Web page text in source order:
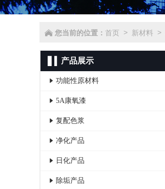
您当前的位置： 首页 > 新材料 >
产品展示
功能性原材料
- 负氧离子粉
- 活化碧玺粉
- 防辐射剂
- 废物原子吸收粉
- 诱生源催化剂
5A康氧漆
- 康氧漆母液
- 无机负离子墙面漆
- 5A负离子质感漆
- 5A康氧面漆
复配色浆
- 莫兰迪复配色浆
- 涂料复配色浆
净化产品
- 除醛除味净化液
- 光触媒消毒剂
日化产品
- 防冻液
除垢产品